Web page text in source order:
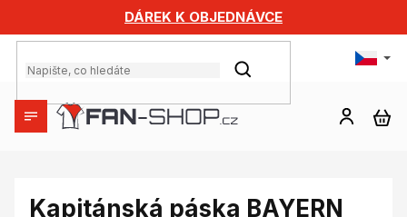
obsah
DÁREK K OBJEDNÁVCE
HLEDAT
Kapitánská páska BAYERN